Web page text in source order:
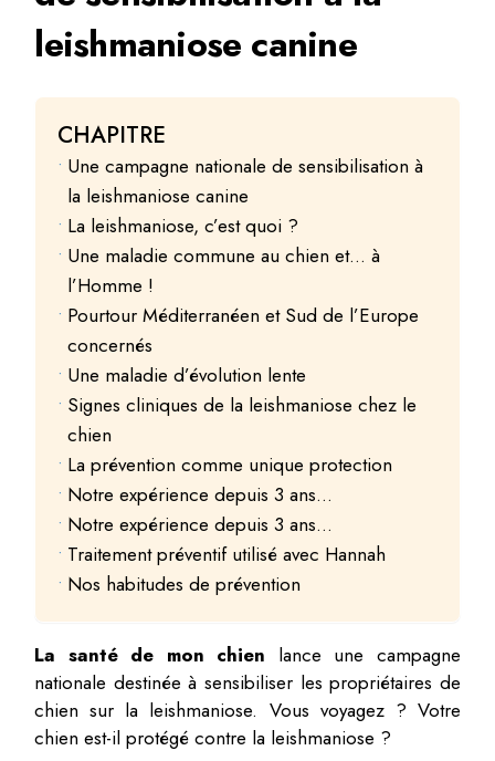
leishmaniose canine
CHAPITRE
Une campagne nationale de sensibilisation à
la leishmaniose canine
La leishmaniose, c’est quoi ?
Une maladie commune au chien et… à
l’Homme !
Pourtour Méditerranéen et Sud de l’Europe
concernés
Une maladie d’évolution lente
Signes cliniques de la leishmaniose chez le
chien
La prévention comme unique protection
Notre expérience depuis 3 ans…
Notre expérience depuis 3 ans…
Traitement préventif utilisé avec Hannah
Nos habitudes de prévention
La santé de mon chien lance une campagne
nationale destinée à sensibiliser les propriétaires de
chien sur la leishmaniose. Vous voyagez ? Votre
chien est-il protégé contre la leishmaniose ?